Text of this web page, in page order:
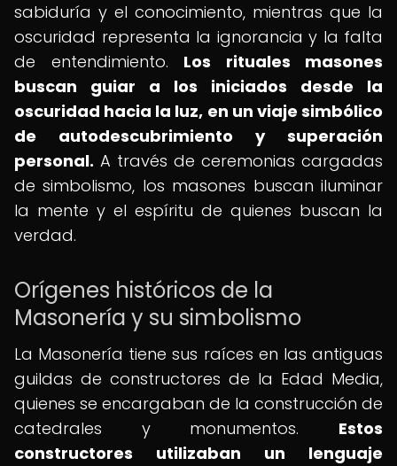
sabiduría y el conocimiento, mientras que la
oscuridad representa la ignorancia y la falta
de entendimiento. Los rituales masones
buscan guiar a los iniciados desde la
oscuridad hacia la luz, en un viaje simbólico
de autodescubrimiento y superación
personal. A través de ceremonias cargadas
de simbolismo, los masones buscan iluminar
la mente y el espíritu de quienes buscan la
verdad.
Orígenes históricos de la
Masonería y su simbolismo
La Masonería tiene sus raíces en las antiguas
guildas de constructores de la Edad Media,
quienes se encargaban de la construcción de
catedrales y monumentos. Estos
constructores utilizaban un lenguaje